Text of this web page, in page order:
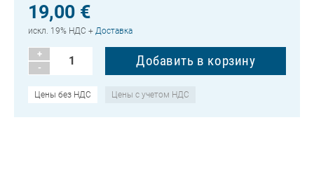
19,00 €
искл. 19% НДС + Доставка
+
-
Цены без НДС Цены с учетом НДС